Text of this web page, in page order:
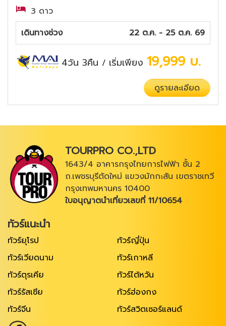
3 ดาว
เดินทางช่วง
22 ต.ค. - 25 ต.ค. 69
4วัน 3คืน / เริ่มเพียง 19,999 บ.
ดูรายละเอียด
TOURPRO CO.,LTD
1643/4 อาคารกรุงไทยการไฟฟ้า ชั้น 2
ถ.เพชรบุรีตัดใหม่ แขวงมักกะสัน เขตราชเทวี
กรุงเทพมหานคร 10400
ใบอนุญาตนำเที่ยวเลขที่ 11/10654
ทัวร์แนะนำ
ทัวร์ยุโรป
ทัวร์ญี่ปุ่น
ทัวร์เวียดนาม
ทัวร์เกาหลี
ทัวร์ตุรเคีย
ทัวร์ไต้หวัน
ทัวร์รัสเซีย
ทัวร์ฮ่องกง
ทัวร์จีน
ทัวร์สวิตเซอร์แลนด์